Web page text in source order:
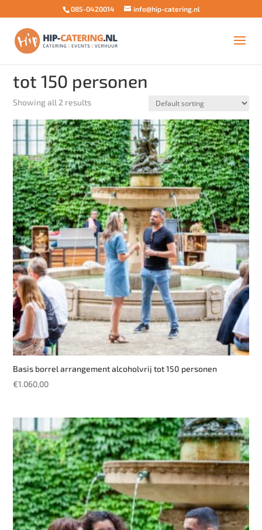
085-0420014 info@hip-catering.nl
tot 150 personen
Showing all 2 results
Basis borrel arrangement alcoholvrij tot 150 personen
€1.060,00